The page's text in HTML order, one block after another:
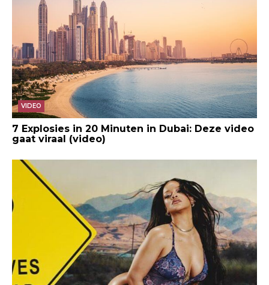
VIDEO
7 Explosies in 20 Minuten in Dubai: Deze video
gaat viraal (video)